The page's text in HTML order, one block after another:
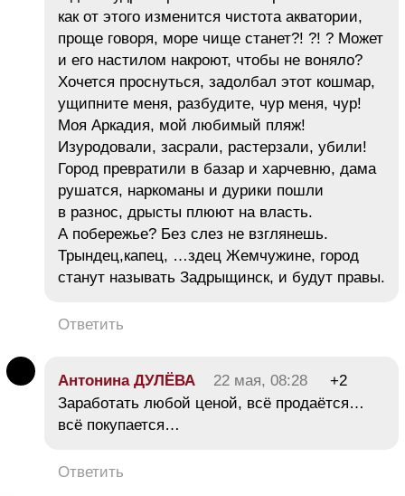
как от этого изменится чистота акватории,
проще говоря, море чище станет?! ?! ? Может
и его настилом накроют, чтобы не воняло?
Хочется проснуться, задолбал этот кошмар,
ущипните меня, разбудите, чур меня, чур!
Моя Аркадия, мой любимый пляж!
Изуродовали, засрали, растерзали, убили!
Город превратили в базар и харчевню, дама
рушатся, наркоманы и дурики пошли
в разнос, дрысты плюют на власть.
А побережье? Без слез не взглянешь.
Трындец,капец, …здец Жемчужине, город
станут называть Задрыщинск, и будут правы.
Ответить
Антонина ДУЛЁВА 22 мая, 08:28
+2
Заработать любой ценой, всё продаётся…
всё покупается…
Ответить